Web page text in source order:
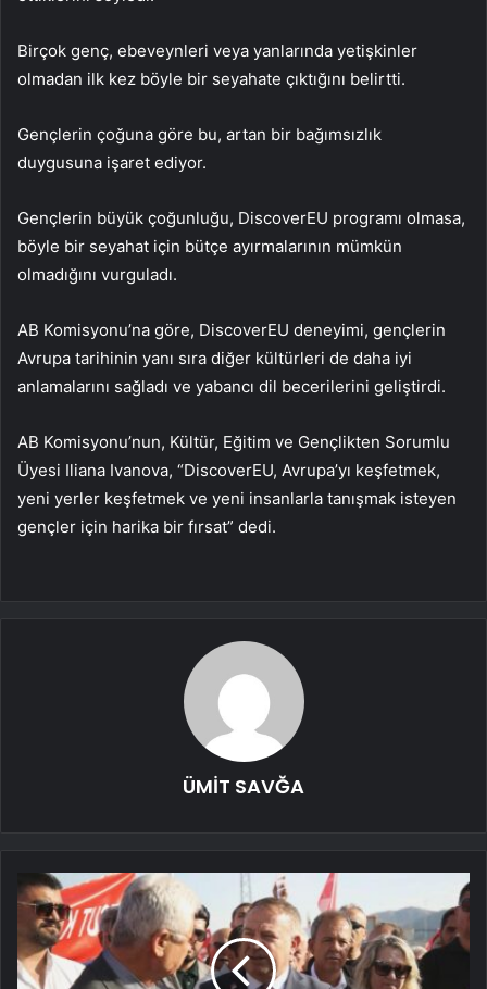
Birçok genç, ebeveynleri veya yanlarında yetişkinler
olmadan ilk kez böyle bir seyahate çıktığını belirtti.
Gençlerin çoğuna göre bu, artan bir bağımsızlık
duygusuna işaret ediyor.
Gençlerin büyük çoğunluğu, DiscoverEU programı olmasa,
böyle bir seyahat için bütçe ayırmalarının mümkün
olmadığını vurguladı.
AB Komisyonu’na göre, DiscoverEU deneyimi, gençlerin
Avrupa tarihinin yanı sıra diğer kültürleri de daha iyi
anlamalarını sağladı ve yabancı dil becerilerini geliştirdi.
AB Komisyonu’nun, Kültür, Eğitim ve Gençlikten Sorumlu
Üyesi Iliana Ivanova, “DiscoverEU, Avrupa’yı keşfetmek,
yeni yerler keşfetmek ve yeni insanlarla tanışmak isteyen
gençler için harika bir fırsat” dedi.
ÜMİT SAVĞA